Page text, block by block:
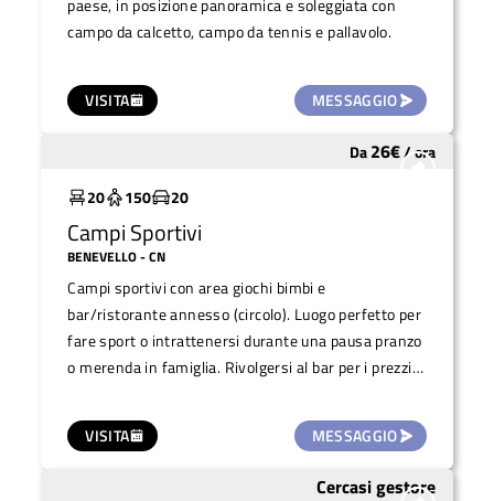
VISITA MESSAGGIO
paese, in posizione panoramica e soleggiata con
campo da calcetto, campo da tennis e pallavolo.
VISITA MESSAGGIO
Da 26€/ora
20
150 20
Campi Sportivi
BENEVELLO- CN
Campi sportivi con area giochi bimbi e
bar/ristorante annesso (circolo). Luogo perfetto per
fare sport o intrattenersi durante una pausa pranzo
o merenda in famiglia. Rivolgersi al bar per i prezzi
Cercasi gestore